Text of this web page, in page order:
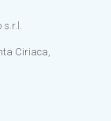
Ciriaca,